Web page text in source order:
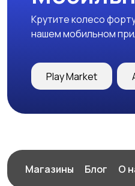
Крутите колесо
нашем мобильном
Play Market
Магазины Блог О